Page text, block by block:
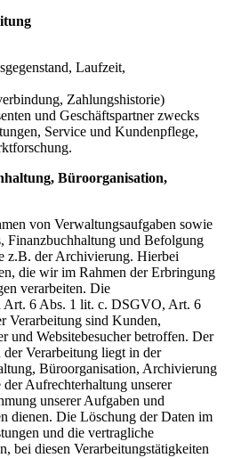
Laufzeit,
Zahlungshistorie)
und Geschäftspartner zwecks
Service und Kundenpflege,
Büroorganisation,
von Verwaltungsaufgaben sowie
Finanzbuchhaltung und Befolgung
z.B. der Archivierung. Hierbei
die wir im Rahmen der Erbringung
verarbeiten. Die
Art. 6 Abs. 1 lit. c. DSGVO, Art. 6
Verarbeitung sind Kunden,
und Websitebesucher betroffen. Der
der Verarbeitung liegt in der
Büroorganisation, Archivierung
Aufrechterhaltung unserer
unserer Aufgaben und
dienen. Die Löschung der Daten im
und die vertragliche
bei diesen Verarbeitungstätigkeiten